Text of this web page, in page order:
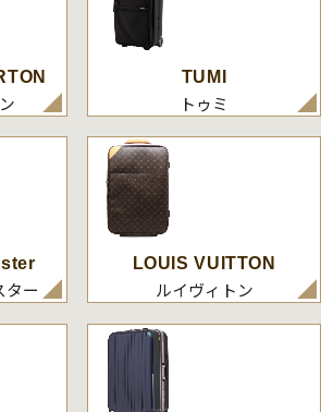
TUMI
トゥミ
ター
LOUIS VUITTON
ルイヴィトン